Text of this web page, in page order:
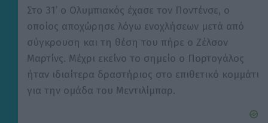
Στο 31’ ο Ολυμπιακός έχασε τον Ποντένσε, ο
οποίος αποχώρησε λόγω ενοχλήσεων μετά από
σύγκρουση και τη θέση του πήρε ο Ζέλσον
Μαρτίνς. Μέχρι εκείνο το σημείο ο Πορτογάλος
ήταν ιδιαίτερα δραστήριος στο επιθετικό κομμάτι
για την ομάδα του Μεντιλίμπαρ.